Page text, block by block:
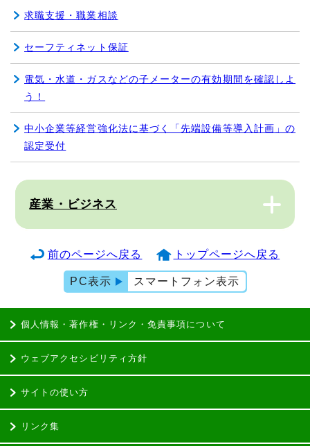
求職支援・職業相談
セーフティネット保証
電気・水道・ガスなどの子メーターの有効期間を確認しよ
う！
中小企業等経営強化法に基づく「先端設備等導入計画」の
認定受付
産業・ビジネス
前のページへ戻る トップページへ戻る
PC表示 スマートフォン表示
個人情報・著作権・リンク・免責事項について
ウェブアクセシビリティ方針
サイトの使い方
リンク集